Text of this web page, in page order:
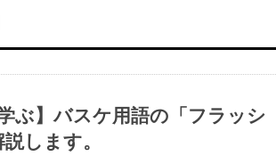
学ぶ】バスケ用語の「フラッシ
します。